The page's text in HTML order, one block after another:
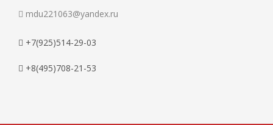
mdu221063@yandex.ru
+7(925)514-29-03
+8(495)708-21-53